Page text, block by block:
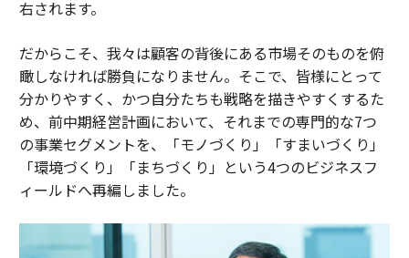
右されます。
だからこそ、我々は顧客の背後にある市場そのものを俯
瞰しなければ勝負になりません。そこで、皆様にとって
分かりやすく、かつ自分たちも戦略を描きやすくするた
め、前中期経営計画において、それまでの専門的な7つ
の事業セグメントを、「モノづくり」「すまいづくり」
「環境づくり」「まちづくり」という4つのビジネスフ
ィールドへ再編しました。